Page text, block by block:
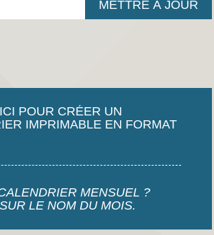
POUR CRÉER UN
IMPRIMABLE EN FORMAT
MENSUEL ?
LE NOM DU MOIS.